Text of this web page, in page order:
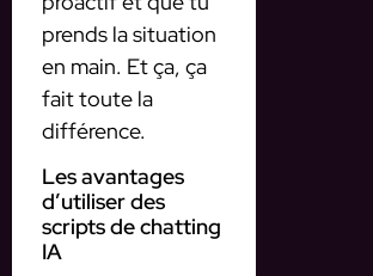
prends la situation
en main. Et ça, ça
fait toute la
différence.
Les avantages
d’utiliser des
scripts de chatting
IA